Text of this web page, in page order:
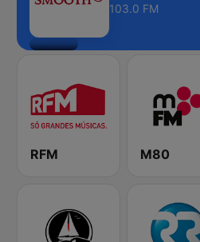
103.0 FM
RFM M80